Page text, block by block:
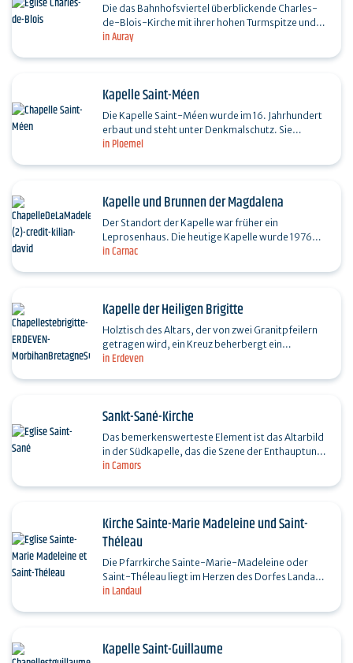
in Auray
Die das Bahnhofsviertel überblickende Charles-
de-Blois-Kirche mit ihrer hohen Turmspitze und
dem Dekor einer mittelalterlichen Festung ist ein
in Ploemel
Kapelle Saint-Méen
Die Kapelle Saint-Méen wurde im 16. Jahrhundert
erbaut und steht unter Denkmalschutz. Sie
zeichnet sich durch die Anwesenheit einer
in Carnac
Kapelle und Brunnen der Magdalena
Der Standort der Kapelle war früher ein
Leprosenhaus. Die heutige Kapelle wurde 1976
wieder aufgebaut. Ein Bereitschaftsdienst wird im
in Erdeven
Kapelle der Heiligen Brigitte
Holztisch des Altars, der von zwei Granitpfeilern
getragen wird, ein Kreuz beherbergt ein
Flachrelief des heiligen Antlitzes. alte Statuen der
in Camors
Sankt-Sané-Kirche
Das bemerkenswerteste Element ist das Altarbild
in der Südkapelle, das die Szene der Enthauptung
Johannes des Täufers (Decollation) in einem
in Landaul
Kirche Sainte-Marie Madeleine und Saint-
Théleau
Die Pfarrkirche Sainte-Marie-Madeleine oder
Saint-Théleau liegt im Herzen des Dorfes Landaul
und stammt aus dem 15. Jahrhundert. Sie ist das
Kapelle Saint-Guillaume